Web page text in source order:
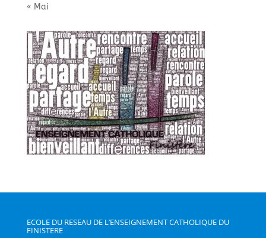
« Mai
ECOLE DU RESEAU DE L’ENSEIGNEMENT CATHOLIQUE DU
FINISTERE